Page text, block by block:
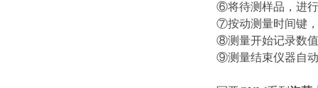
⑥将待测样品，进
⑦按动测量时间键
⑧测量开始记录数
⑨测量结束仪器自